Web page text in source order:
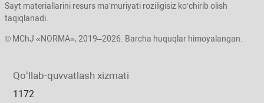
Sayt materiallarini resurs ma’muriyati roziligisiz koʻchirib olish
taqiqlanadi.
© MChJ «NORMA», 2019–2026. Barcha huquqlar himoyalangan.
Qoʻllab-quvvatlash хizmati
1172